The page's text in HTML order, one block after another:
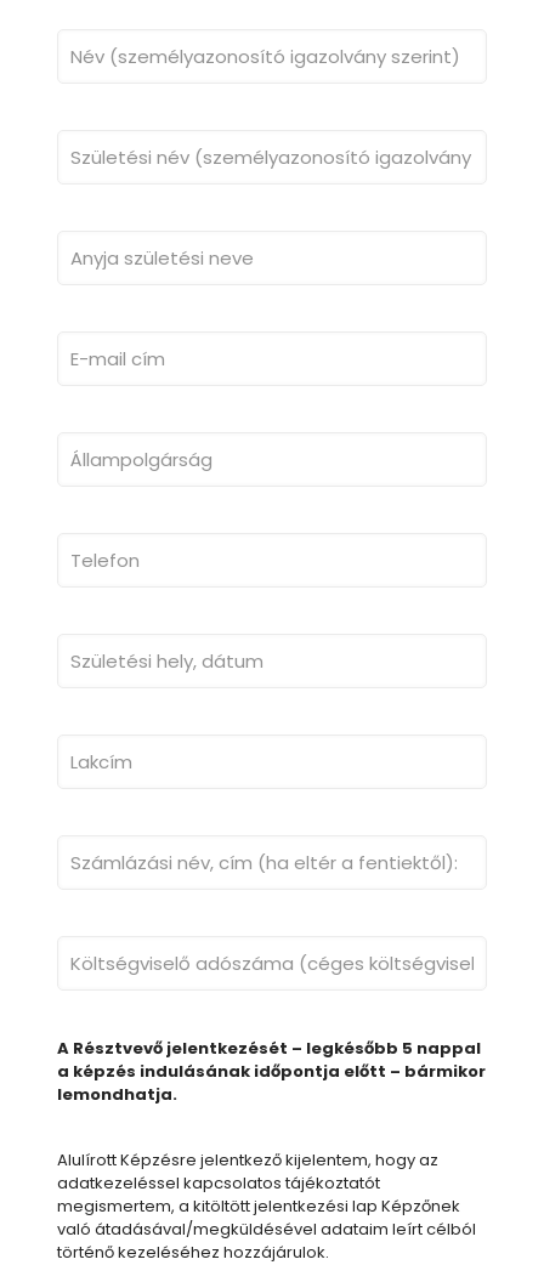
A Résztvevő jelentkezését – legkésőbb 5 nappal
a képzés indulásának időpontja előtt – bármikor
lemondhatja.
Alulírott Képzésre jelentkező kijelentem, hogy az
adatkezeléssel kapcsolatos tájékoztatót
megismertem, a kitöltött jelentkezési lap Képzőnek
való átadásával/megküldésével adataim leírt célból
történő kezeléséhez hozzájárulok.